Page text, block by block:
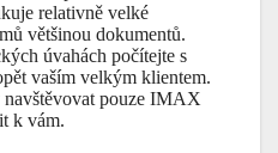
relativně velké
většinou dokumentů.
úvahách počítejte s
vaším velkým klientem.
pouze IMAX
k vám.